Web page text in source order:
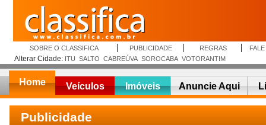
SOBRE O CLASSIFICA PUBLICIDADE REGRAS
Alterar Cidade: ITU SALTO CABREÚVA SOROCABA VOTORANTIM
Home Veículos Imóveis Anuncie Aqui
Publicidade